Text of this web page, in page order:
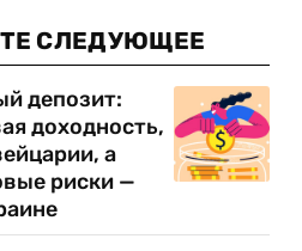
СЛЕДУЮЩЕЕ
депозит:
доходность,
а
риски —